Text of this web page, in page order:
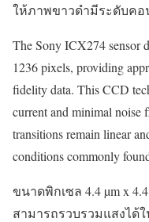
ให้ภาพขาวดำมีระดับค
The Sony ICX274 sensor
1236 pixels, providing
fidelity data. This CCD
current and minimal noise
transitions remain linear
conditions commonly
ขนาดพิกเซล 4.4 µm x
สามารถรวบรวมแสงได้